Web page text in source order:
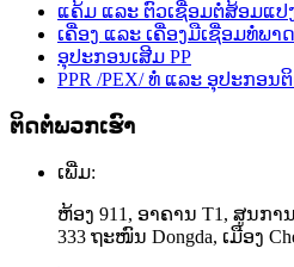
ແຄ້ມ ແລະ ຕົວເຊື່ອມຕໍ່ສ້ອມແປ
ເຄື່ອງ ແລະ ເຄື່ອງມືເຊື່ອມທໍ່ພາ
ອຸປະກອນເສີມ PP
PPR /PEX/ ທໍ່ ແລະ ອຸປະກອນ
ຕິດຕໍ່ພວກເຮົາ
ເພີ່ມ:
ຫ້ອງ 911, ອາຄານ T1, ສູນການ
333 ຖະໜົນ Dongda, ເມືອງ